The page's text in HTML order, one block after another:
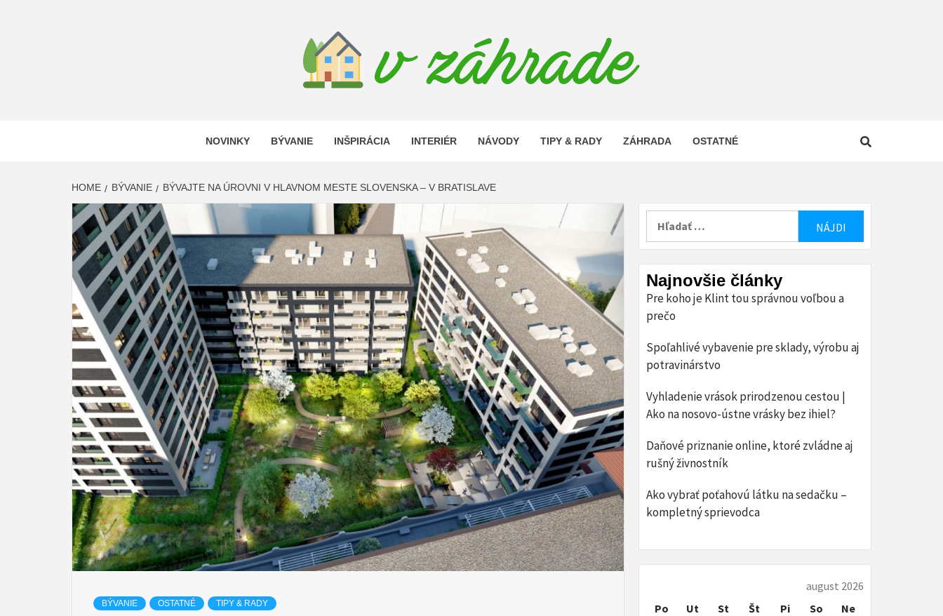
DOM V ZAHRADE
NOVINKY BÝVANIE INŠPIRÁCIA INTERIÉR NÁVODY TIPY & RADY ZÁHRADA OSTATNÉ
HOME BÝVANIE BÝVAJTE NA ÚROVNI V HLAVNOM MESTE SLOVENSKA – V BRATISLAVE
BÝVANIE OSTATNÉ TIPY & RADY
Hľadať:
Najnovšie články
Pre koho je Klint tou správnou voľbou a
prečo
Spoľahlivé vybavenie pre sklady, výrobu aj
potravinárstvo
Vyhladenie vrások prirodzenou cestou |
Ako na nosovo-ústne vrásky bez ihiel?
Daňové priznanie online, ktoré zvládne aj
rušný živnostník
​Ako vybrať poťahovú látku na sedačku –
kompletný sprievodca
august 2026
Po
Ut St Št Pi So
Ne